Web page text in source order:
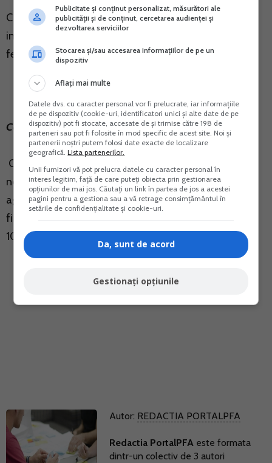
Contul de TVA poate fi executat silit de orice creditor,
indiferent de natura creantei, pana la data de 1
februarie 2020.
Care este baza legala?
OUG nr. 78/2019 privind modificarea unor acte
normative si stabilirea unor masuri in domeniul
agriculturii, precum si pentru aprobarea unor masuri
fiscal-bugetare publicata in Monitorul Oficial nr.
1031/23.12.2019.
Autor: REDACTIA PORTALPFA
Redactia PortalPFA este formata
dintr-un colectiv de 3 autori
Publicitate și conținut personalizat, măsurători ale
publicității și de conținut, cercetarea audienței și
dezvoltarea serviciilor
Stocarea și/sau accesarea informațiilor de pe un
dispozitiv
Aflați mai multe
Datele dvs. cu caracter personal vor fi prelucrate, iar informațiile
de pe dispozitiv (cookie-uri, identificatori unici și alte date de pe
dispozitiv) pot fi stocate, accesate de și trimise către 198 de
parteneri sau pot fi folosite în mod specific de acest site. Noi și
partenerii noștri putem folosi date exacte de localizare
geografică.Lista partenerilor.
Unii furnizori vă pot prelucra datele cu caracter personal în
interes legitim, față de care puteți obiecta prin gestionarea
opțiunilor de mai jos. Căutați un link în partea de jos a acestei
pagini pentru a gestiona sau a vă retrage consimțământul în
setările de confidențialitate și cookie-uri.
Da, sunt de acord
Gestionați opțiunile